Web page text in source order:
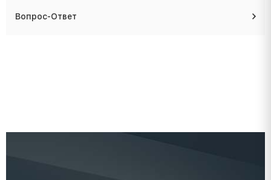
Вопрос-Ответ